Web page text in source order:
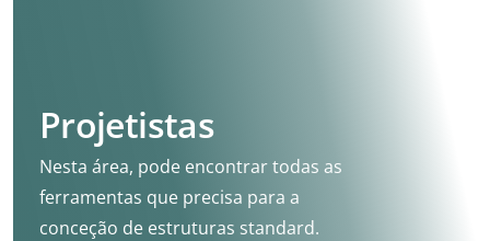
Projetistas
Nesta área, pode encontrar todas as
ferramentas que precisa para a
conceção de estruturas standard.